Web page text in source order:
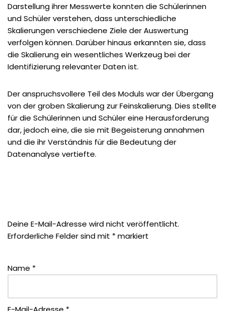
Darstellung ihrer Messwerte konnten die Schülerinnen
und Schüler verstehen, dass unterschiedliche
Skalierungen verschiedene Ziele der Auswertung
verfolgen können. Darüber hinaus erkannten sie, dass
die Skalierung ein wesentliches Werkzeug bei der
Identifizierung relevanter Daten ist.
Der anspruchsvollere Teil des Moduls war der Übergang
von der groben Skalierung zur Feinskalierung. Dies stellte
für die Schülerinnen und Schüler eine Herausforderung
dar, jedoch eine, die sie mit Begeisterung annahmen
und die ihr Verständnis für die Bedeutung der
Datenanalyse vertiefte.
Deine E-Mail-Adresse wird nicht veröffentlicht.
Erforderliche Felder sind mit *markiert
Name *